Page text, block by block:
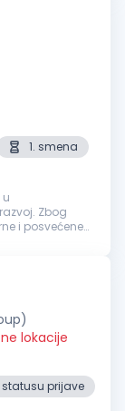
1. smena
Zbog
i posvećene
lokacije
statusu prijave